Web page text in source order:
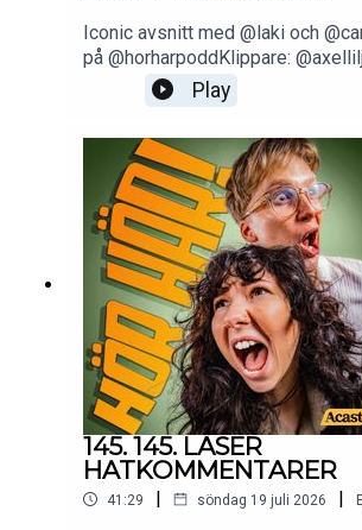
Iconic avsnitt med @laki och
på @horharpoddKlippare:
Play
145. 145. LÄSER
HATKOMMENTARER
41:29 | söndag 19 juli 2026 |